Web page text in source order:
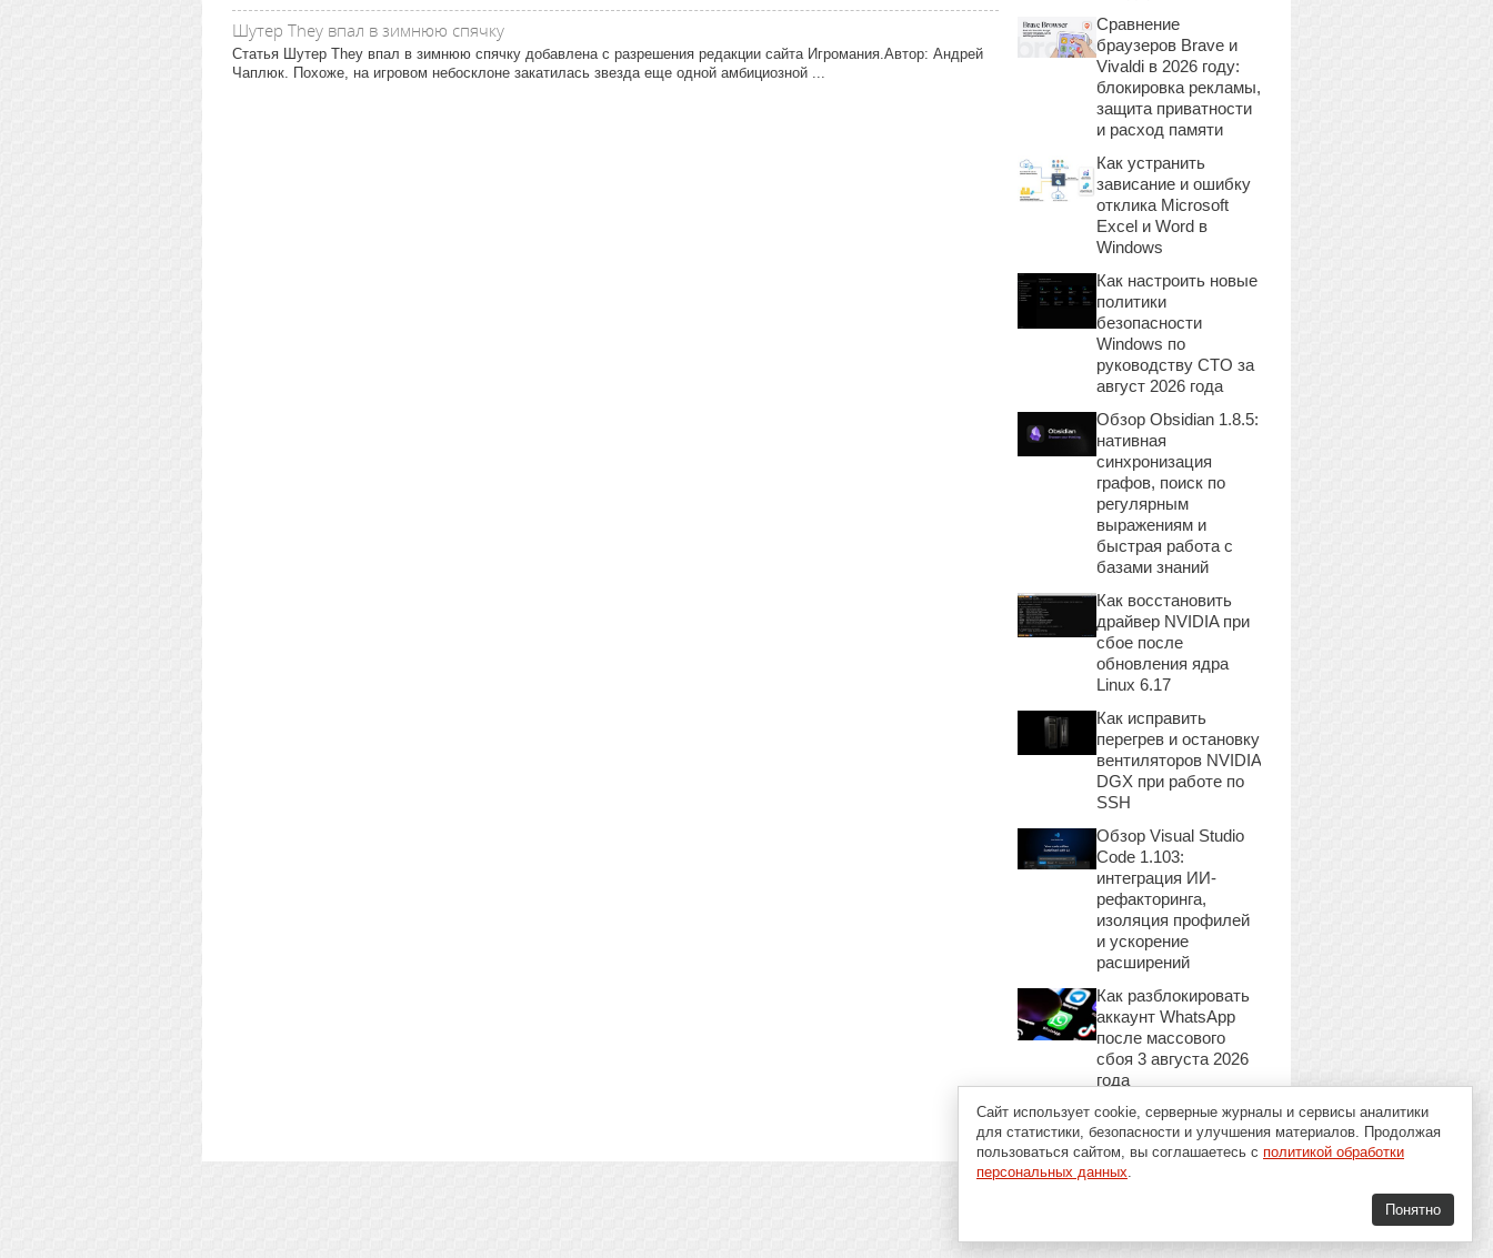
Шутер They впал в зимнюю спячку
Статья Шутер They впал в зимнюю спячку добавлена с разрешения редакции сайта Игромания.Автор: Андрей
Чаплюк. Похоже, на игровом небосклоне закатилась звезда еще одной амбициозной ...
Сравнение
браузеров Brave и
Vivaldi в 2026 году:
блокировка рекламы,
защита приватности
и расход памяти
Как устранить
зависание и ошибку
отклика Microsoft
Excel и Word в
Windows
Как настроить новые
политики
безопасности
Windows по
руководству CTO за
август 2026 года
Обзор Obsidian 1.8.5:
нативная
синхронизация
графов, поиск по
регулярным
выражениям и
быстрая работа с
базами знаний
Как восстановить
драйвер NVIDIA при
сбое после
обновления ядра
Linux 6.17
Как исправить
перегрев и остановку
вентиляторов NVIDIA
DGX при работе по
SSH
Обзор Visual Studio
Code 1.103:
интеграция ИИ-
рефакторинга,
изоляция профилей
и ускорение
расширений
Как разблокировать
аккаунт WhatsApp
после массового
сбоя 3 августа 2026
года
Сайт использует cookie, серверные журналы и сервисы аналитики
для статистики, безопасности и улучшения материалов. Продолжая
пользоваться сайтом, вы соглашаетесь с политикой обработки
персональных данных.
Понятно